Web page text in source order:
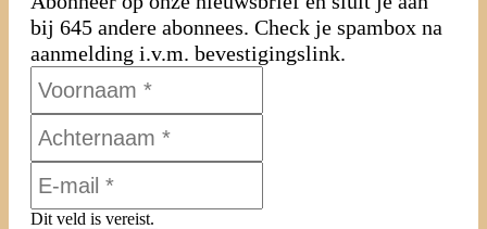
bij 645 andere abonnees. Check je spambox na
aanmelding i.v.m. bevestigingslink.
Dit veld is vereist.